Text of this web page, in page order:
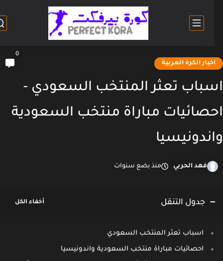
الكرة العربية
تعثر المنتخب السعودي -
مباراة منتخب السعودية
فهد الحربي منذ بضع سنوات
جدول التنقل
اسباب تعثر المنتخب السعودي
احصائيات مباراة منتخب السعودية واندونيسيا